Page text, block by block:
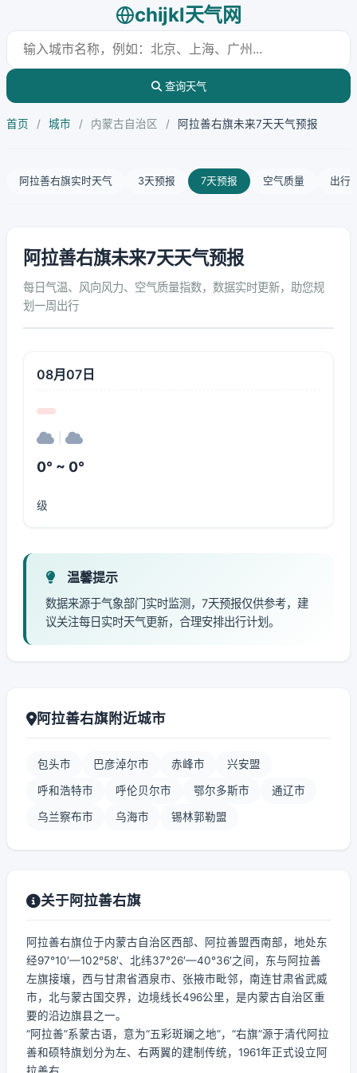
chijkl天气网
查询天气
首页 / 城市 / 内蒙古自治区 / 阿拉善右旗未来7天天气预报
阿拉善右旗实时天气 3天预报 7天预报 空气质量 出行
阿拉善右旗未来7天天气预报
每日气温、风向风力、空气质量指数，数据实时更新，助您规
划一周出行
08月07日
0° ~ 0°
级
温馨提示
数据来源于气象部门实时监测，7天预报仅供参考，建
议关注每日实时天气更新，合理安排出行计划。
阿拉善右旗附近城市
包头市 巴彦淖尔市 赤峰市 兴安盟
呼和浩特市 呼伦贝尔市 鄂尔多斯市 通辽市
乌兰察布市 乌海市 锡林郭勒盟
关于阿拉善右旗
阿拉善右旗位于内蒙古自治区西部、阿拉善盟西南部，地处东
经97°10′—102°58′、北纬37°26′—40°36′之间，东与阿拉善
左旗接壤，西与甘肃省酒泉市、张掖市毗邻，南连甘肃省武威
市，北与蒙古国交界，边境线长496公里，是内蒙古自治区重
要的沿边旗县之一。
“阿拉善”系蒙古语，意为“五彩斑斓之地”，“右旗”源于清代阿拉
善和硕特旗划分为左、右两翼的建制传统，1961年正式设立阿